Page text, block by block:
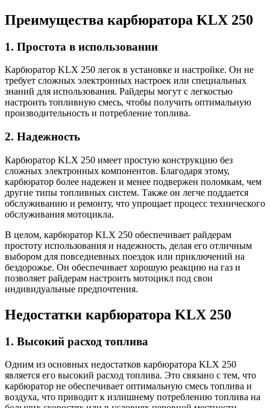
Преимущества карбюратора KLX 250
1. Простота в использовании
Карбюратор KLX 250 легок в установке и настройке. Он не
требует сложных электронных настроек или специальных
знаний для использования. Райдеры могут с легкостью
настроить топливную смесь, чтобы получить оптимальную
производительность и потребление топлива.
2. Надежность
Карбюратор KLX 250 имеет простую конструкцию без
сложных электронных компонентов. Благодаря этому,
карбюратор более надежен и менее подвержен поломкам, чем
другие типы топливных систем. Также он легче поддается
обслуживанию и ремонту, что упрощает процесс технического
обслуживания мотоцикла.
В целом, карбюратор KLX 250 обеспечивает райдерам
простоту использования и надежность, делая его отличным
выбором для повседневных поездок или приключений на
бездорожье. Он обеспечивает хорошую реакцию на газ и
позволяет райдерам настроить мотоцикл под свои
индивидуальные предпочтения.
Недостатки карбюратора KLX 250
1. Высокий расход топлива
Одним из основных недостатков карбюратора KLX 250
является его высокий расход топлива. Это связано с тем, что
карбюратор не обеспечивает оптимальную смесь топлива и
воздуха, что приводит к излишнему потреблению топлива на